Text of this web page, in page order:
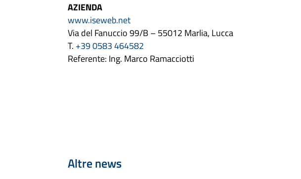
AZIENDA
www.iseweb.net
Via del Fanuccio 99/B – 55012 Marlia, Lucca
T. +39 0583 464582
Referente: Ing. Marco Ramacciotti
Altre news